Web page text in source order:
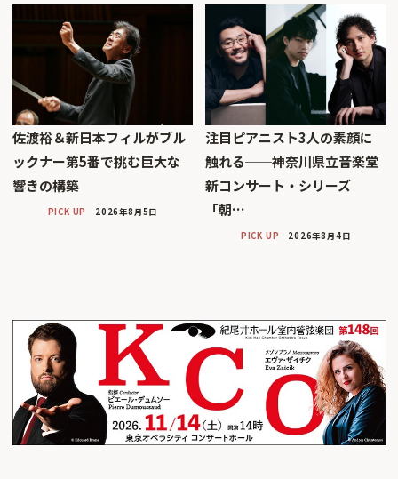
佐渡裕＆新日本フィルがブル
ックナー第5番で挑む巨大な
響きの構築
PICK UP 2026年8月5日
注目ピアニスト3人の素顔に
触れる──神奈川県立音楽堂
新コンサート・シリーズ
「朝…
PICK UP 2026年8月4日